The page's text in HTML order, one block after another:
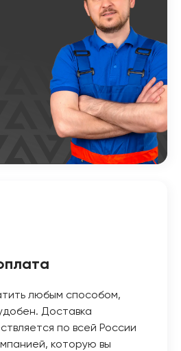
любым способом,
Доставка
по всей России
которую вы